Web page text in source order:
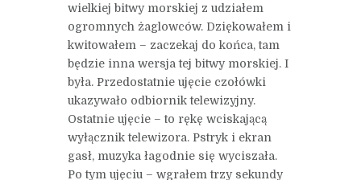
wielkiej bitwy morskiej z udziałem
ogromnych żaglowców. Dziękowałem i
kwitowałem – zaczekaj do końca, tam
będzie inna wersja tej bitwy morskiej. I
była. Przedostatnie ujęcie czołówki
ukazywało odbiornik telewizyjny.
Ostatnie ujęcie – to rękę wciskającą
wyłącznik telewizora. Pstryk i ekran
gasł, muzyka łagodnie się wyciszała.
Po tym ujęciu – wgrałem trzy sekundy